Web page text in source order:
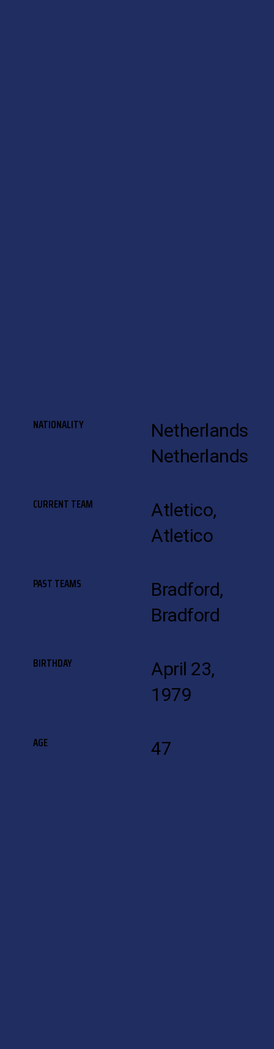
NATIONALITY
Netherlands
Netherlands
CURRENT TEAM
Atletico,
Atletico
PAST TEAMS
Bradford,
Bradford
BIRTHDAY
April 23,
1979
AGE 47